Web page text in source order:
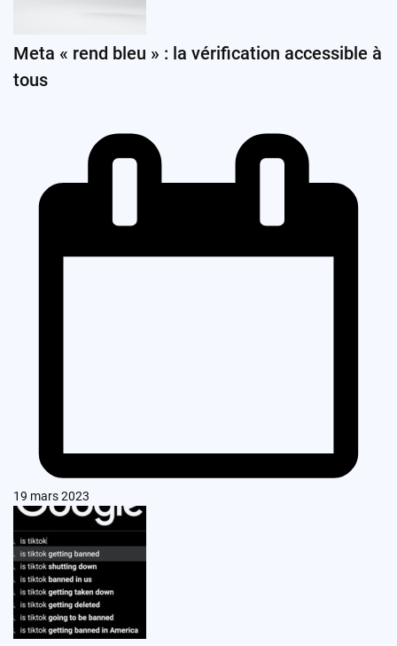
Meta « rend bleu » : la vérification accessible à
tous
19 mars 2023